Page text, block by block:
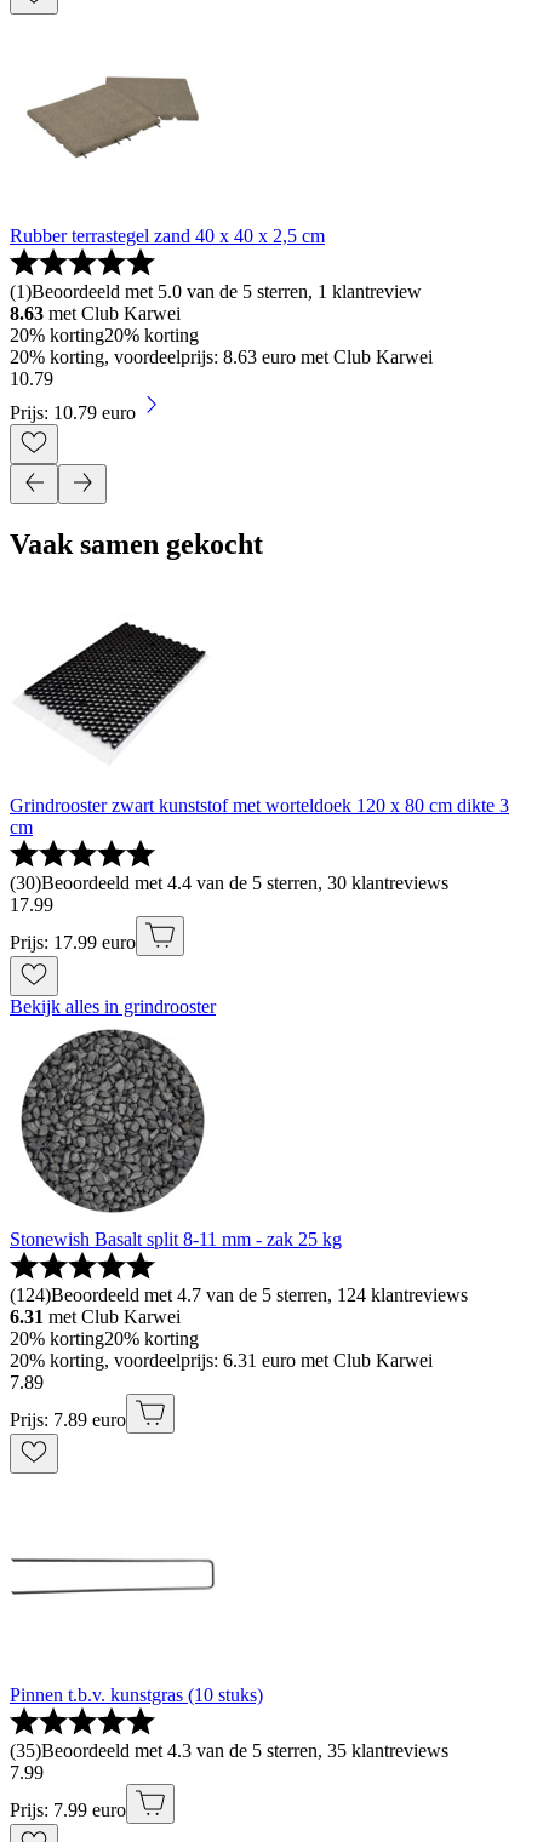
Rubber terrastegel zand 40 x 40 x 2,5 cm
(1)Beoordeeld met 5.0 van de 5 sterren, 1 klantreview
8.63 met Club Karwei
20% korting20% korting
20% korting, voordeelprijs: 8.63 euro met Club Karwei
10.79
Prijs: 10.79 euro
Vaak samen gekocht
Grindrooster zwart kunststof met worteldoek 120 x 80 cm dikte 3
cm
(30)Beoordeeld met 4.4 van de 5 sterren, 30 klantreviews
17.99
Prijs: 17.99 euro
Bekijk alles in grindrooster
Stonewish Basalt split 8-11 mm - zak 25 kg
(124)Beoordeeld met 4.7 van de 5 sterren, 124 klantreviews
6.31 met Club Karwei
20% korting20% korting
20% korting, voordeelprijs: 6.31 euro met Club Karwei
7.89
Prijs: 7.89 euro
Pinnen t.b.v. kunstgras (10 stuks)
(35)Beoordeeld met 4.3 van de 5 sterren, 35 klantreviews
7.99
Prijs: 7.99 euro